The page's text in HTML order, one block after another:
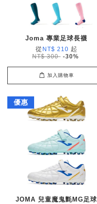
Joma 專業足球長襪
從 NT$ 210 起
NT$ 300 -30%
加入購物車
優惠
JOMA 兒童魔鬼氈MG足球